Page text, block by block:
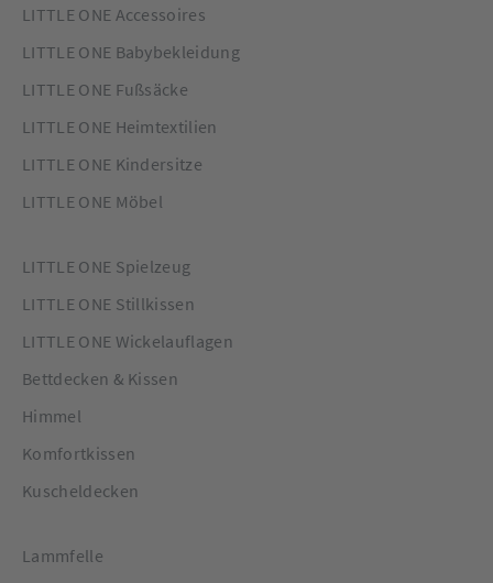
LITTLE ONE Accessoires
LITTLE ONE Babybekleidung
LITTLE ONE Fußsäcke
LITTLE ONE Heimtextilien
LITTLE ONE Kindersitze
LITTLE ONE Möbel
LITTLE ONE Spielzeug
LITTLE ONE Stillkissen
LITTLE ONE Wickelauflagen
Bettdecken & Kissen
Himmel
Komfortkissen
Kuscheldecken
Lammfelle